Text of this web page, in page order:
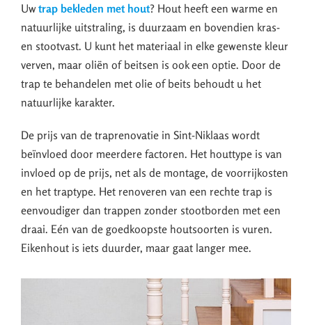
Uwtrap bekleden met hout? Hout heeft een warme en
natuurlijke uitstraling, is duurzaam en bovendien kras-
en stootvast. U kunt het materiaal in elke gewenste kleur
verven, maar oliën of beitsen is ook een optie. Door de
trap te behandelen met olie of beits behoudt u het
natuurlijke karakter.
De prijs van de traprenovatie in Sint-Niklaas wordt
beïnvloed door meerdere factoren. Het houttype is van
invloed op de prijs, net als de montage, de voorrijkosten
en het traptype. Het renoveren van een rechte trap is
eenvoudiger dan trappen zonder stootborden met een
draai. Eén van de goedkoopste houtsoorten is vuren.
Eikenhout is iets duurder, maar gaat langer mee.